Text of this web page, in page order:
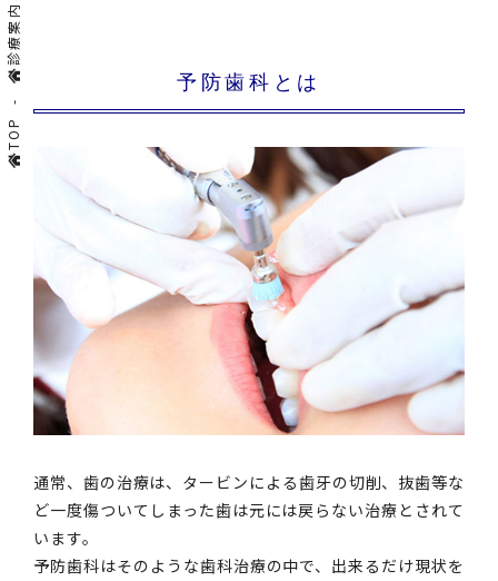
TOP
診療案内
予防歯科とは
通常、歯の治療は、タービンによる歯牙の切削、抜歯等な
ど一度傷ついてしまった歯は元には戻らない治療とされて
います。
予防歯科はそのような歯科治療の中で、出来るだけ現状を